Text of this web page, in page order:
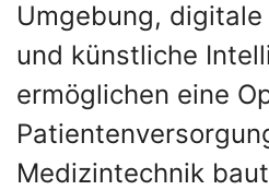
Umgebung, digitale
und künstliche
ermöglichen eine
Medizintechnik